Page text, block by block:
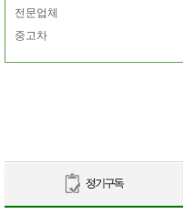
전문업체
중고차